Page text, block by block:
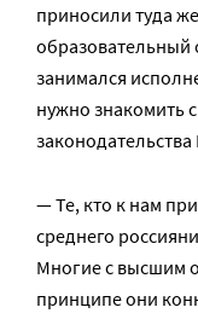
приносили туда
образовательный
занимался
нужно знакомить
— Те, кто к нам
среднего
Многие с высшим
принципе они